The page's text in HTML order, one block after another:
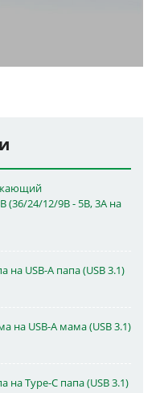
(36/24/12/9В - 5В, 3А на
на USB-A папа (USB 3.1)
на USB-A мама (USB 3.1)
на Type-C папа (USB 3.1)